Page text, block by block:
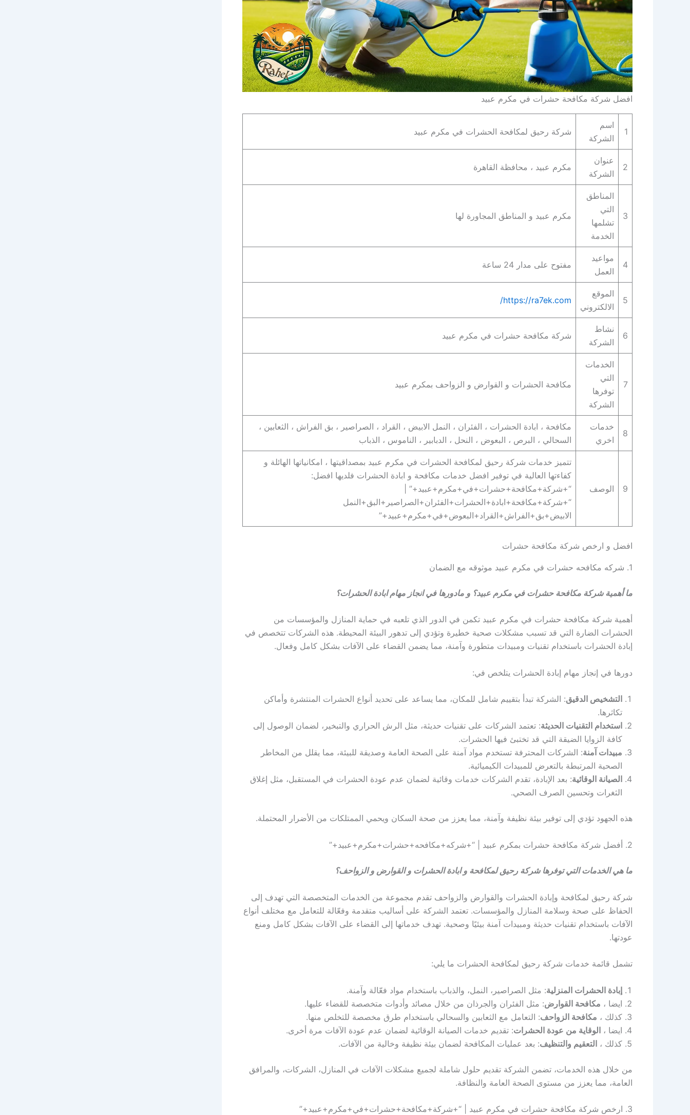
افضل شركة مكافحة حشرات في مكرم عبيد
1
اسم
الشركة
شركة رحيق لمكافحة الحشرات في مكرم عبيد
2
عنوان
الشركة
مكرم عبيد ، محافظة القاهرة‬
3
المناطق
التي
تشلمها
الخدمة
مكرم عبيد و المناطق المجاورة لها
4
مواعيد
العمل
مفتوح على مدار 24 ساعة
5
الموقع
الالكتروني
https://ra7ek.com/
6
نشاط
الشركة
شركة مكافحة حشرات في مكرم عبيد
7
الخدمات
التي
توفرها
الشركة
مكافحة الحشرات و القوارض و الزواحف بمكرم عبيد
8
خدمات
اخري
مكافحة ، ابادة الحشرات ، الفئران ، النمل الابيض ، القراد ، الصراصير ، بق الفراش ، الثعابين ،
السحالي ، البرص ، البعوض ، النحل ، الدبابير ، الناموس ، الذباب
9 الوصف
تتميز خدمات شركة رحيق لمكافحة الحشرات في مكرم عبيد بمصداقيتها ، امكانياتها الهائلة و
كفاءتها العالية في توفير افضل خدمات مكافحة و ابادة الحشرات فلديها افضل:
“+شركة+مكافحة+حشرات+في+مكرم+عبيد+” |
“+شركة+مكافحة+ابادة+الحشرات+الفئران+الصراصير+البق+النمل
الابيض+بق+الفراش+القراد+البعوض+في+مكرم+عبيد+”
افضل و ارخص شركة مكافحة حشرات
1. شركه مكافحه حشرات في مكرم عبيد موثوقه مع الضمان
ما أهمية شركة مكافحة حشرات في مكرم عبيد؟ و مادورها في انجاز مهام ابادة الحشرات؟
أهمية شركة مكافحة حشرات في مكرم عبيد تكمن في الدور الذي تلعبه في حماية المنازل والمؤسسات من
الحشرات الضارة التي قد تسبب مشكلات صحية خطيرة وتؤدي إلى تدهور البيئة المحيطة. هذه الشركات تتخصص في
إبادة الحشرات باستخدام تقنيات ومبيدات متطورة وآمنة، مما يضمن القضاء على الآفات بشكل كامل وفعال.
دورها في إنجاز مهام إبادة الحشرات يتلخص في:
التشخيص الدقيق: الشركة تبدأ بتقييم شامل للمكان، مما يساعد على تحديد أنواع الحشرات المنتشرة وأماكن
تكاثرها.
استخدام التقنيات الحديثة: تعتمد الشركات على تقنيات حديثة، مثل الرش الحراري والتبخير، لضمان الوصول إلى
كافة الزوايا الضيقة التي قد تختبئ فيها الحشرات.
مبيدات آمنة: الشركات المحترفة تستخدم مواد آمنة على الصحة العامة وصديقة للبيئة، مما يقلل من المخاطر
الصحية المرتبطة بالتعرض للمبيدات الكيميائية.
الصيانة الوقائية: بعد الإبادة، تقدم الشركات خدمات وقائية لضمان عدم عودة الحشرات في المستقبل، مثل إغلاق
الثغرات وتحسين الصرف الصحي.
هذه الجهود تؤدي إلى توفير بيئة نظيفة وآمنة، مما يعزز من صحة السكان ويحمي الممتلكات من الأضرار المحتملة.
2. أفضل شركة مكافحة حشرات بمكرم عبيد | “+شركه+مكافحه+حشرات+مكرم+عبيد+”
ما هي الخدمات التي توفرها شركة رحيق لمكافحة و ابادة الحشرات و القوارض و الزواحف؟
شركة رحيق لمكافحة وإبادة الحشرات والقوارض والزواحف تقدم مجموعة من الخدمات المتخصصة التي تهدف إلى
الحفاظ على صحة وسلامة المنازل والمؤسسات. تعتمد الشركة على أساليب متقدمة وفعّالة للتعامل مع مختلف أنواع
الآفات باستخدام تقنيات حديثة ومبيدات آمنة بيئيًا وصحية. تهدف خدماتها إلى القضاء على الآفات بشكل كامل ومنع
عودتها.
تشمل قائمة خدمات شركة رحيق لمكافحة الحشرات ما يلي:
إبادة الحشرات المنزلية: مثل الصراصير، النمل، والذباب باستخدام مواد فعّالة وآمنة.
ايضا ، مكافحة القوارض: مثل الفئران والجرذان من خلال مصائد وأدوات متخصصة للقضاء عليها.
كذلك ، مكافحة الزواحف: التعامل مع الثعابين والسحالي باستخدام طرق مخصصة للتخلص منها.
ايضا ، الوقاية من عودة الحشرات: تقديم خدمات الصيانة الوقائية لضمان عدم عودة الآفات مرة أخرى.
كذلك ، التعقيم والتنظيف: بعد عمليات المكافحة لضمان بيئة نظيفة وخالية من الآفات.
من خلال هذه الخدمات، تضمن الشركة تقديم حلول شاملة لجميع مشكلات الآفات في المنازل، الشركات، والمرافق
العامة، مما يعزز من مستوى الصحة العامة والنظافة.
3. ارخص شركة مكافحة حشرات في مكرم عبيد | “+شركة+مكافحة+حشرات+في+مكرم+عبيد+”